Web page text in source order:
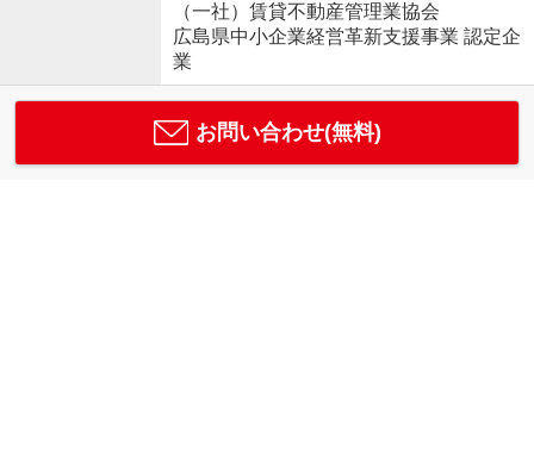
（一社）賃貸不動産管理業協会
広島県中小企業経営革新支援事業 認定企
業
お問い合わせ(無料)